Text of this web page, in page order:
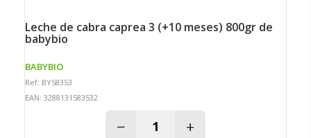
leche de cabra caprea 3 (+10 meses) 800gr de
babybio
BABYBIO
Ref: BY58353
EAN: 3288131583532
− +